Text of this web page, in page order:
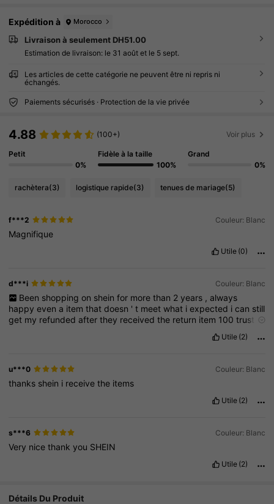
Expédition à Morocco
Livraison à seulement DH51.00
Estimation de livraison: le 31 août et le 5 sept.
Les articles de cette catégorie ne peuvent être ni repris ni
échangés.
Paiements sécurisés · Protection de la vie privée
4.88 (100+) Voir plus
Petit
0%
Fidèle à la taille
100%
Grand
0%
rachètera(3) logistique rapide(3) tenues de mariage(5)
f***2 Couleur: Blanc
Magnifique
Utile (0)
d***i Couleur: Blanc
Been shopping on shein for more than 2 years , always
happyeven a itemthatdoesn 't meetwhat iexpected ican still
get my refunded afterthey receivedthe return item 100trust it
Utile (2)
u***0 Couleur: Blanc
thanks shein i receivethe items
Utile (2)
s***6 Couleur: Blanc
Very nicethankyou SHEIN
Utile (2)
Détails Du Produit